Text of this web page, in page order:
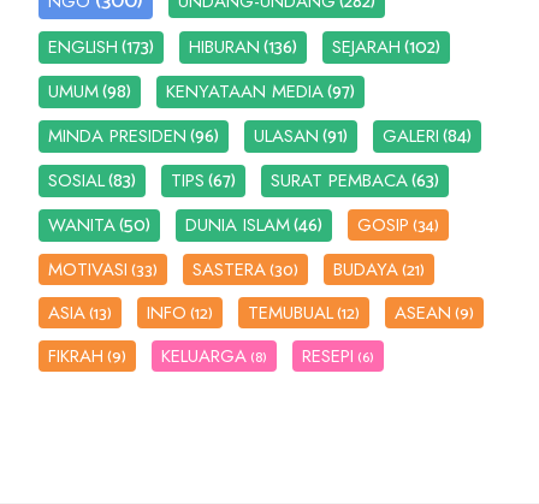
ENGLISH(173) HIBURAN(136) SEJARAH(102)
UMUM(98) KENYATAAN MEDIA(97)
MINDA PRESIDEN(96) ULASAN(91) GALERI(84)
SOSIAL(83) TIPS(67) SURAT PEMBACA(63)
WANITA(50) DUNIA ISLAM(46) GOSIP(34)
MOTIVASI(33) SASTERA(30) BUDAYA(21)
ASIA(13) INFO(12) TEMUBUAL(12) ASEAN(9)
FIKRAH(9) KELUARGA (8) RESEPI (6)